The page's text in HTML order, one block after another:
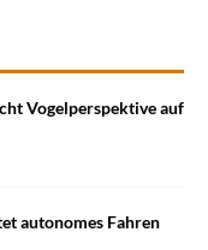
Vogelperspektive auf
autonomes Fahren